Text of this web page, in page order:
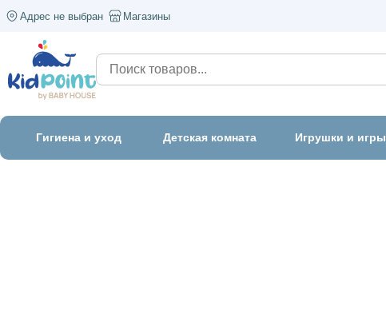
Адрес не выбран Магазины
Гигиена и уход Детская комната Игрушки и игры